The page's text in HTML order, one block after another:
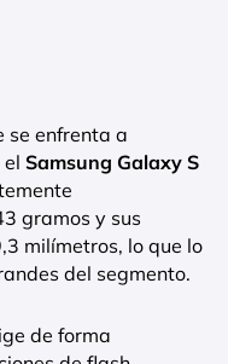
se enfrenta a
Samsung Galaxy S
gramos y sus
milímetros, lo que lo
del segmento.
de forma